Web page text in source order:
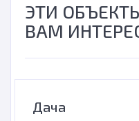
ЭТИ
ВАМ
Дача